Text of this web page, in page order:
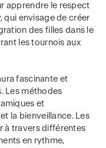
apprendre le respect
qui envisage de créer
des filles dans le
les tournois aux
fascinante et
Les méthodes
et
la bienveillance. Les
à travers différentes
en rythme,